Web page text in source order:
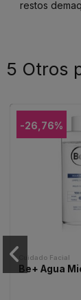
restos
5 Otros
-26,76%
Cuidado Facial
Be+ Agua